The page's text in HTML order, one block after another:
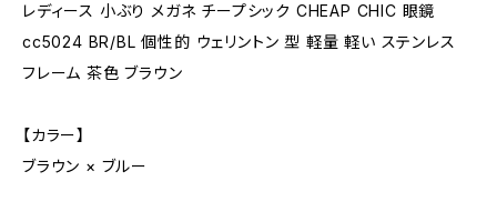
レディース 小ぶり メガネ チープシック CHEAP CHIC 眼鏡
cc5024 BR/BL 個性的 ウェリントン 型 軽量 軽い ステンレス
フレーム 茶色 ブラウン
【カラー】
ブラウン × ブルー